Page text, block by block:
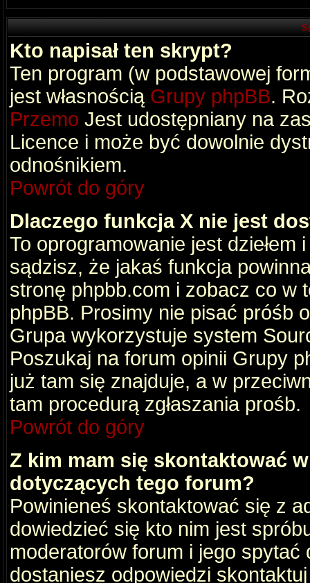
Kto napisał ten skrypt?
Ten program (w podstawowej
jest własnością Grupy phpBB.
Przemo Jest udostępniany na
Licence i może być dowolnie
odnośnikiem.
Powrót do góry
Dlaczego funkcja X nie jest
To oprogramowanie jest dziełem
sądzisz, że jakaś funkcja
stronę phpbb.com i zobacz co w
phpBB. Prosimy nie pisać próśb
Grupa wykorzystuje system
Poszukaj na forum opinii Grupy
już tam się znajduje, a w
tam procedurą zgłaszania prośb.
Powrót do góry
Z kim mam się skontaktować
dotyczących tego forum?
Powinieneś skontaktować się z
dowiedzieć się kto nim jest
moderatorów forum i jego
dostaniesz odpowiedzi